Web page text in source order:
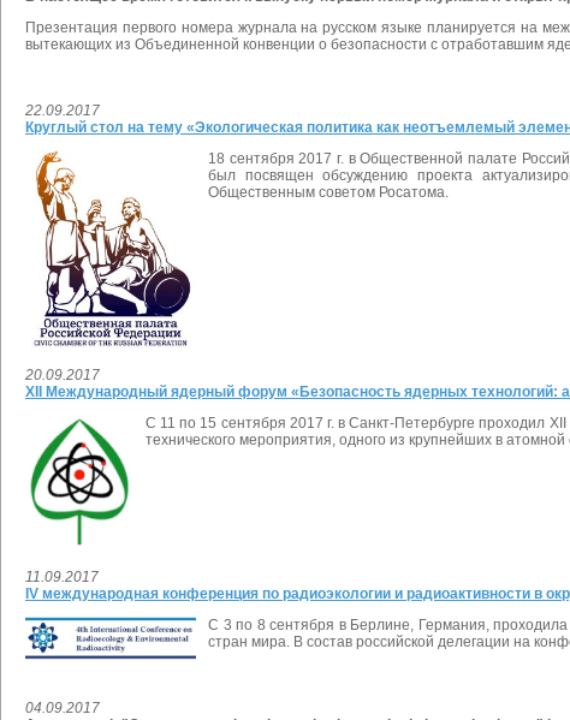
Презентация первого номера журнала на русском языке планируется на
вытекающих из Объединенной конвенции о безопасности с отработавшим
22.09.2017
Круглый стол на тему «Экологическая политика как неотъемлемый
18 сентября 2017 г. в Общественной палате
был посвящен обсуждению проекта
Общественным советом Росатома.
20.09.2017
XII Международный ядерный форум «Безопасность ядерных технологий:
С 11 по 15 сентября 2017 г. в Санкт-Петербурге проходил
технического мероприятия, одного из крупнейших в
11.09.2017
IV международная конференция по радиоэкологии и радиоактивности в
С 3 по 8 сентября в Берлине, Германия,
стран мира. В состав российской делегации на
04.09.2017